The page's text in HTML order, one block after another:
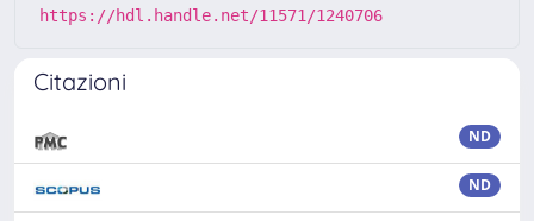
https://hdl.handle.net/11571/1240706
Citazioni
ND
ND